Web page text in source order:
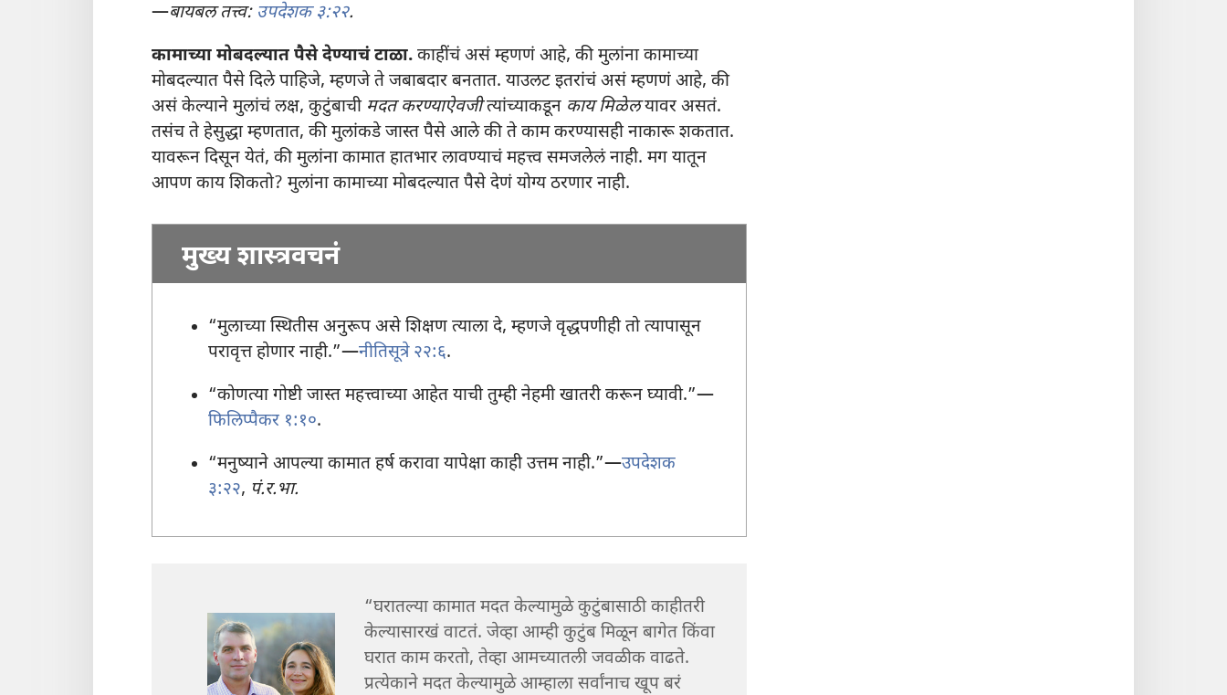
—बायबल तत्त्व: उपदेशक ३:२२.
कामाच्या मोबदल्यात पैसे देण्याचं टाळा. काहींचं असं म्हणणं आहे, की मुलांना कामाच्या
मोबदल्यात पैसे दिले पाहिजे, म्हणजे ते जबाबदार बनतात. याउलट इतरांचं असं म्हणणं आहे, की
असं केल्याने मुलांचं लक्ष, कुटुंबाची मदत करण्याऐवजीत्यांच्याकडून काय मिळेलयावर असतं.
तसंच ते हेसुद्धा म्हणतात, की मुलांकडे जास्त पैसे आले की ते काम करण्यासही नाकारू शकतात.
यावरून दिसून येतं, की मुलांना कामात हातभार लावण्याचं महत्त्व समजलेलं नाही. मग यातून
आपण काय शिकतो? मुलांना कामाच्या मोबदल्यात पैसे देणं योग्य ठरणार नाही.
मुख्य शास्त्रवचनं
“मुलाच्या स्थितीस अनुरूप असे शिक्षण त्याला दे, म्हणजे वृद्धपणीही तो त्यापासून
परावृत्त होणार नाही.”—नीतिसूत्रे २२:६.
“कोणत्या गोष्टी जास्त महत्त्वाच्या आहेत याची तुम्ही नेहमी खातरी करून घ्यावी.”—
फिलिप्पैकर १:१०.
“मनुष्याने आपल्या कामात हर्ष करावा यापेक्षा काही उत्तम नाही.”—उपदेशक
३:२२, पं.र.भा.
“घरातल्या कामात मदत केल्यामुळे कुटुंबासाठी काहीतरी
केल्यासारखं वाटतं. जेव्हा आम्ही कुटुंब मिळून बागेत किंवा
घरात काम करतो, तेव्हा आमच्यातली जवळीक वाढते.
प्रत्येकाने मदत केल्यामुळे आम्हाला सर्वांनाच खूप बरं